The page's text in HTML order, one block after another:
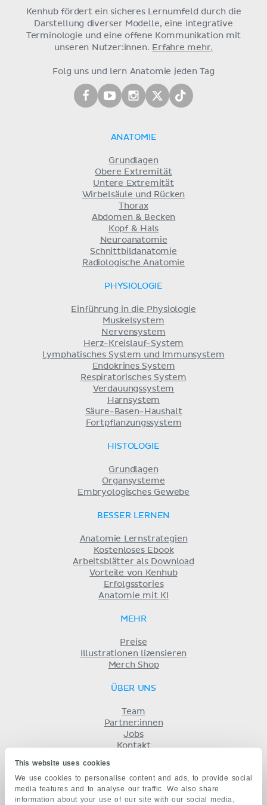
This website uses cookies
We use cookies to personalise content and ads, to provide social
media features and to analyse our traffic. We also share
information about your use of our site with our social media,
Kenhub fördert ein sicheres Lernumfeld durch die
Darstellung diverser Modelle, eine integrative
Terminologie und eine offene Kommunikation mit
unseren Nutzer:innen. Erfahre mehr.
Folg uns und lern Anatomie jeden Tag
ANATOMIE
Grundlagen
Obere Extremität
Untere Extremität
Wirbelsäule und Rücken
Thorax
Abdomen & Becken
Kopf & Hals
Neuroanatomie
Schnittbildanatomie
Radiologische Anatomie
PHYSIOLOGIE
Einführung in die Physiologie
Muskelsystem
Nervensystem
Herz-Kreislauf-System
Lymphatisches System und Immunsystem
Endokrines System
Respiratorisches System
Verdauungssystem
Harnsystem
Säure-Basen-Haushalt
Fortpflanzungssystem
HISTOLOGIE
Grundlagen
Organsysteme
Embryologisches Gewebe
BESSER LERNEN
Anatomie Lernstrategien
Kostenloses Ebook
Arbeitsblätter als Download
Vorteile von Kenhub
Erfolgsstories
Anatomie mit KI
MEHR
Preise
Illustrationen lizensieren
Merch Shop
ÜBER UNS
Team
Partner:innen
Jobs
Kontakt
Datenschutz
KENHUB AUF...